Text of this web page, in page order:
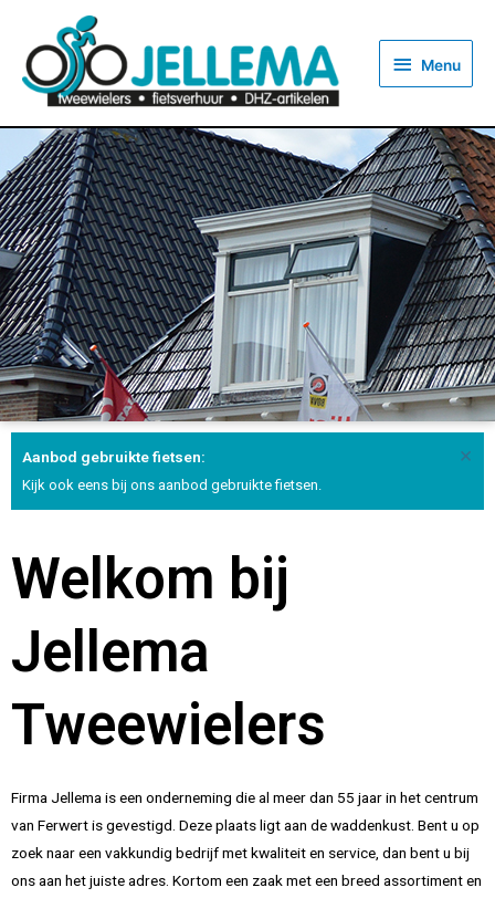
Menu
Aanbod gebruikte fietsen:
Kijk ook eens bij ons aanbod gebruikte fietsen.
×
Welkom bij
Jellema
Tweewielers
Firma Jellema is een onderneming die al meer dan 55 jaar in het centrum
van Ferwert is gevestigd. Deze plaats ligt aan de waddenkust. Bent u op
zoek naar een vakkundig bedrijf met kwaliteit en service, dan bent u bij
ons aan het juiste adres. Kortom een zaak met een breed assortiment en